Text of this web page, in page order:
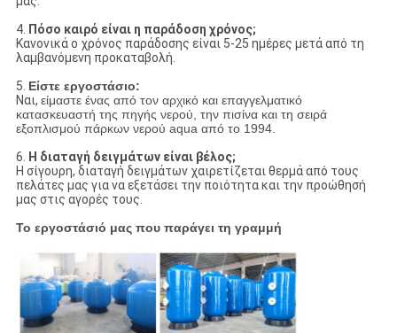
4. Πόσο καιρό είναι η παράδοση χρόνος;
Κανονικά ο χρόνος παράδοσης είναι 5-25 ημέρες μετά από τη
λαμβανόμενη προκαταβολή.
5. Είστε εργοστάσιο:
Ναι, είμαστε ένας από τον αρχικό και επαγγελματικό
κατασκευαστή της πηγής νερού, την πισίνα και τη σειρά
εξοπλισμού πάρκων νερού aqua από το 1994.
6.
Η διαταγή δειγμάτων είναι βέλος;
Η σίγουρη, διαταγή δειγμάτων χαιρετίζεται θερμά από τους
πελάτες μας για να εξετάσει την ποιότητα και την προώθησή
μας στις αγορές τους.
Το εργοστάσιό μας που παράγει τη γραμμή